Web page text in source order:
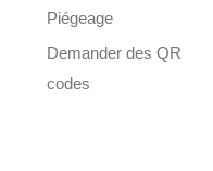
Piégeage
Demander des QR
codes